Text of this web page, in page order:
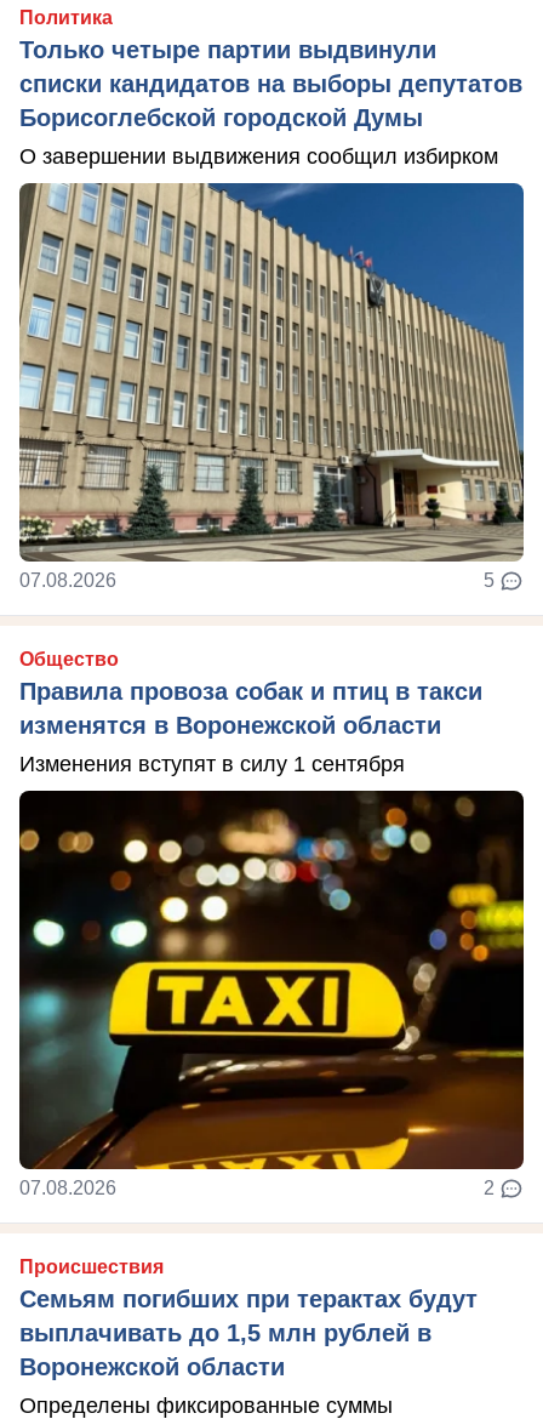
Политика
Только четыре партии выдвинули
списки кандидатов на выборы депутатов
Борисоглебской городской Думы
О завершении выдвижения сообщил избирком
07.08.2026 5
Общество
Правила провоза собак и птиц в такси
изменятся в Воронежской области
Изменения вступят в силу 1 сентября
07.08.2026 2
Происшествия
Семьям погибших при терактах будут
выплачивать до 1,5 млн рублей в
Воронежской области
Определены фиксированные суммы